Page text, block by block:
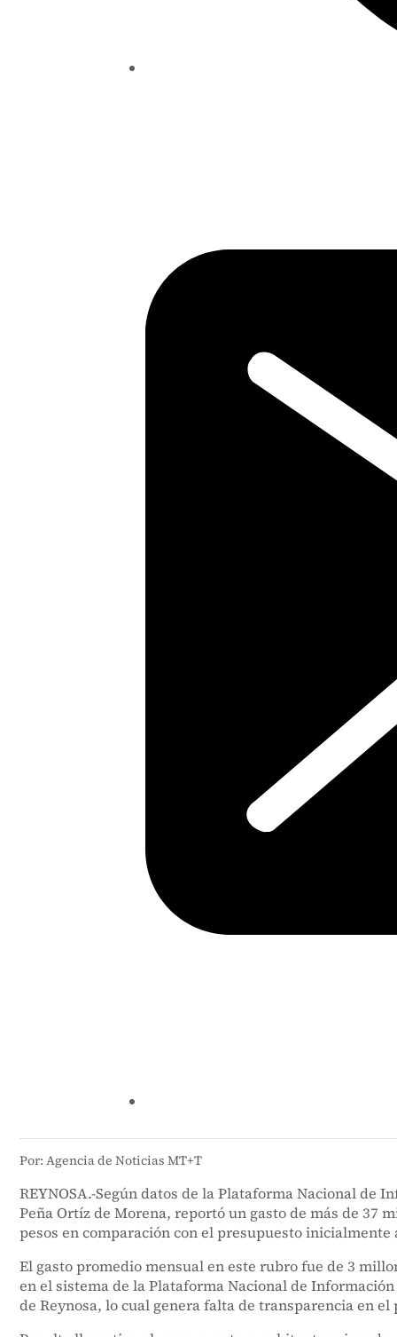
Por: Agencia de Noticias MT+T
REYNOSA.-Según datos de la Plataforma Nacional de
Peña Ortíz de Morena, reportó un gasto de más de 37
pesos en comparación con el presupuesto
El gasto promedio mensual en este rubro fue de 3
en el sistema de la Plataforma Nacional de
de Reynosa, lo cual genera falta de transparencia en el